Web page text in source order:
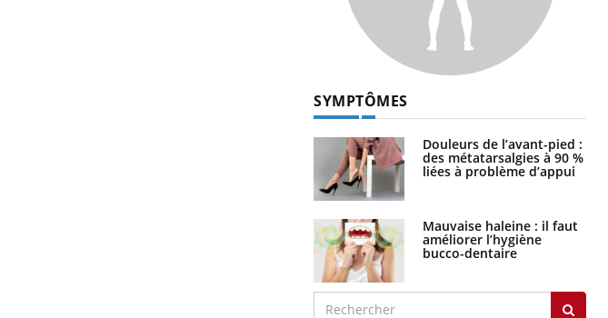
SYMPTÔMES
Douleurs de l’avant-pied :
des métatarsalgies à 90 %
liées à problème d’appui
Mauvaise haleine : il faut
améliorer l’hygiène
bucco-dentaire